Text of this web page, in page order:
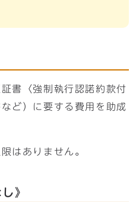
書〈強制執行認諾約款付
ど）に要する費用を助成
はありません。
》